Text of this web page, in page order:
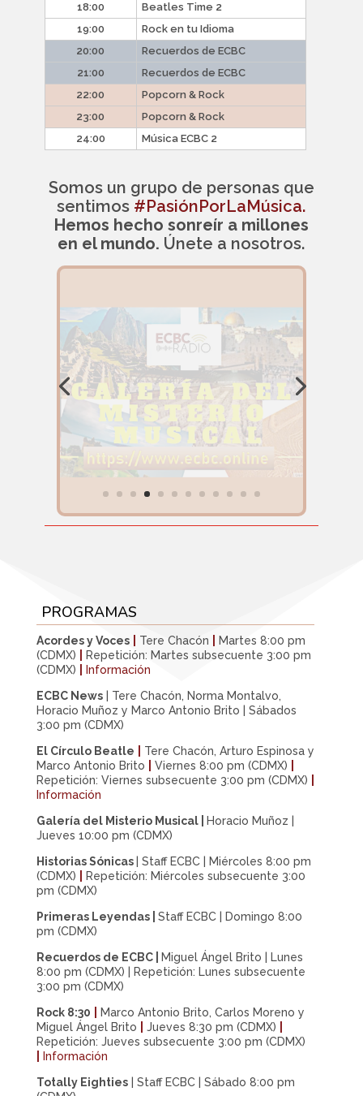
18:00
Beatles Time 2
19:00
Rock en tu Idioma
20:00
Recuerdos de ECBC
21:00
Recuerdos de ECBC
22:00
Popcorn & Rock
23:00
Popcorn & Rock
24:00
Música ECBC 2
Somos un grupo de personas que
sentimos #PasiónPorLaMúsica.
Hemos hecho sonreír a millones
en el mundo. Únete a nosotros.
PROGRAMAS
Acordes y Voces Tere Chacón
Martes 8:00 pm
(CDMX)
Repetición: Martes subsecuente 3:00 pm
(CDMX)
Información
ECBC News| Tere Chacón, Norma Montalvo,
Horacio Muñoz y Marco Antonio Brito | Sábados
3:00 pm (CDMX)
El Círculo Beatle
Tere Chacón, Arturo Espinosa y
Marco Antonio Brito
Viernes 8:00 pm (CDMX)
Repetición: Viernes subsecuente 3:00 pm (CDMX)
Información
Galería del Misterio Musical | Horacio Muñoz |
Jueves 10:00 pm (CDMX)
Historias Sónicas | Staff ECBC | Miércoles 8:00 pm
(CDMX)
Repetición: Miércoles subsecuente 3:00
pm (CDMX)
Primeras Leyendas
Staff ECBC | Domingo 8:00
pm (CDMX)
Recuerdos de ECBC
Miguel Ángel Brito | Lunes
8:00 pm (CDMX) | Repetición: Lunes subsecuente
3:00 pm (CDMX)
Rock 8:30
Marco Antonio Brito, Carlos Moreno y
Miguel Ángel Brito
Jueves 8:30 pm (CDMX)
Repetición: Jueves subsecuente 3:00 pm (CDMX)
Información
Totally Eighties | Staff ECBC | Sábado 8:00 pm